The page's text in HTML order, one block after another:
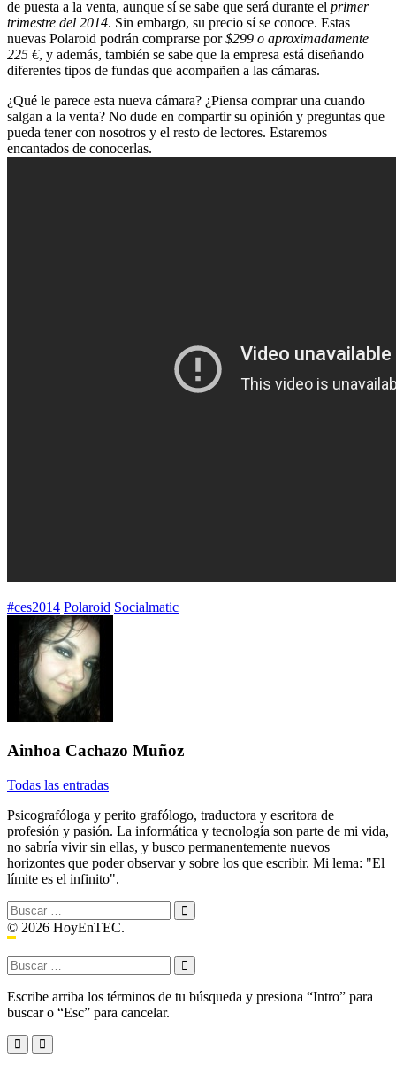
de puesta a la venta, aunque sí se sabe que será durante el primer
trimestre del 2014. Sin embargo, su precio sí se conoce. Estas
nuevas Polaroid podrán comprarse por$299 o aproximadamente
225 €, y además, también se sabe que la empresa está diseñando
diferentes tipos de fundas que acompañen a las cámaras.
¿Qué le parece esta nueva cámara? ¿Piensa comprar una cuando
salgan a la venta? No dude en compartir su opinión y preguntas que
pueda tener con nosotros y el resto de lectores. Estaremos
encantados de conocerlas.
Etiquetado
con:
#ces2014 Polaroid Socialmatic
Ainhoa Cachazo Muñoz
Todas las entradas
Psicografóloga y perito grafólogo, traductora y escritora de
profesión y pasión. La informática y tecnología son parte de mi vida,
no sabría vivir sin ellas, y busco permanentemente nuevos
horizontes que poder observar y sobre los que escribir. Mi lema: "El
límite es el infinito".
Buscar:
© 2026 HoyEnTEC.
Buscar:
Escribe arriba los términos de tu búsqueda y presiona “Intro” para
buscar o “Esc” para cancelar.
Menu